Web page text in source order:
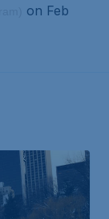
on Feb